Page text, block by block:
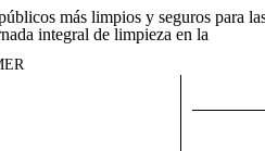
más limpios y seguros para
integral de limpieza en la